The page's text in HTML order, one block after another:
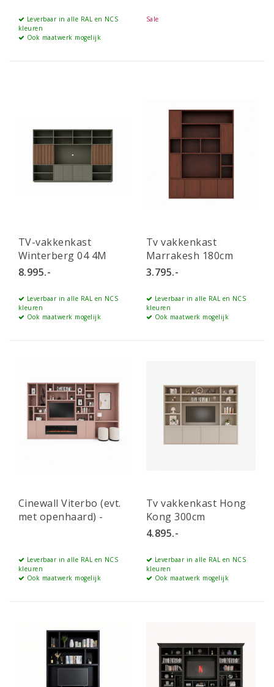
Leverbaar in alle RAL en NCS
kleuren
Ook maatwerk mogelijk
Sale
TV-vakkenkast
Winterberg 04 4M
8.995.-
Leverbaar in alle RAL en NCS
kleuren
Ook maatwerk mogelijk
Tv vakkenkast
Marrakesh 180cm
EIKEN
3.795.-
Leverbaar in alle RAL en NCS
kleuren
Ook maatwerk mogelijk
Cinewall Viterbo (evt.
met openhaard) -
Leverbaar in alle RAL en NCS
kleuren
Ook maatwerk mogelijk
Tv vakkenkast Hong
Kong 300cm
4.895.-
Leverbaar in alle RAL en NCS
kleuren
Ook maatwerk mogelijk